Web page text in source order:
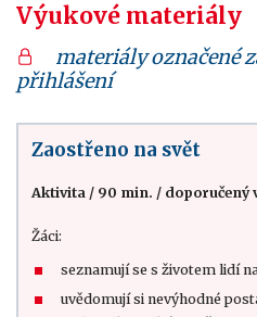
Výukové materiály
materiály označené
přihlášení
Zaostřeno na svět
Aktivita / 90 min. / doporučený
Žáci:
seznamují se s životem lidí
uvědomují si nevýhodné